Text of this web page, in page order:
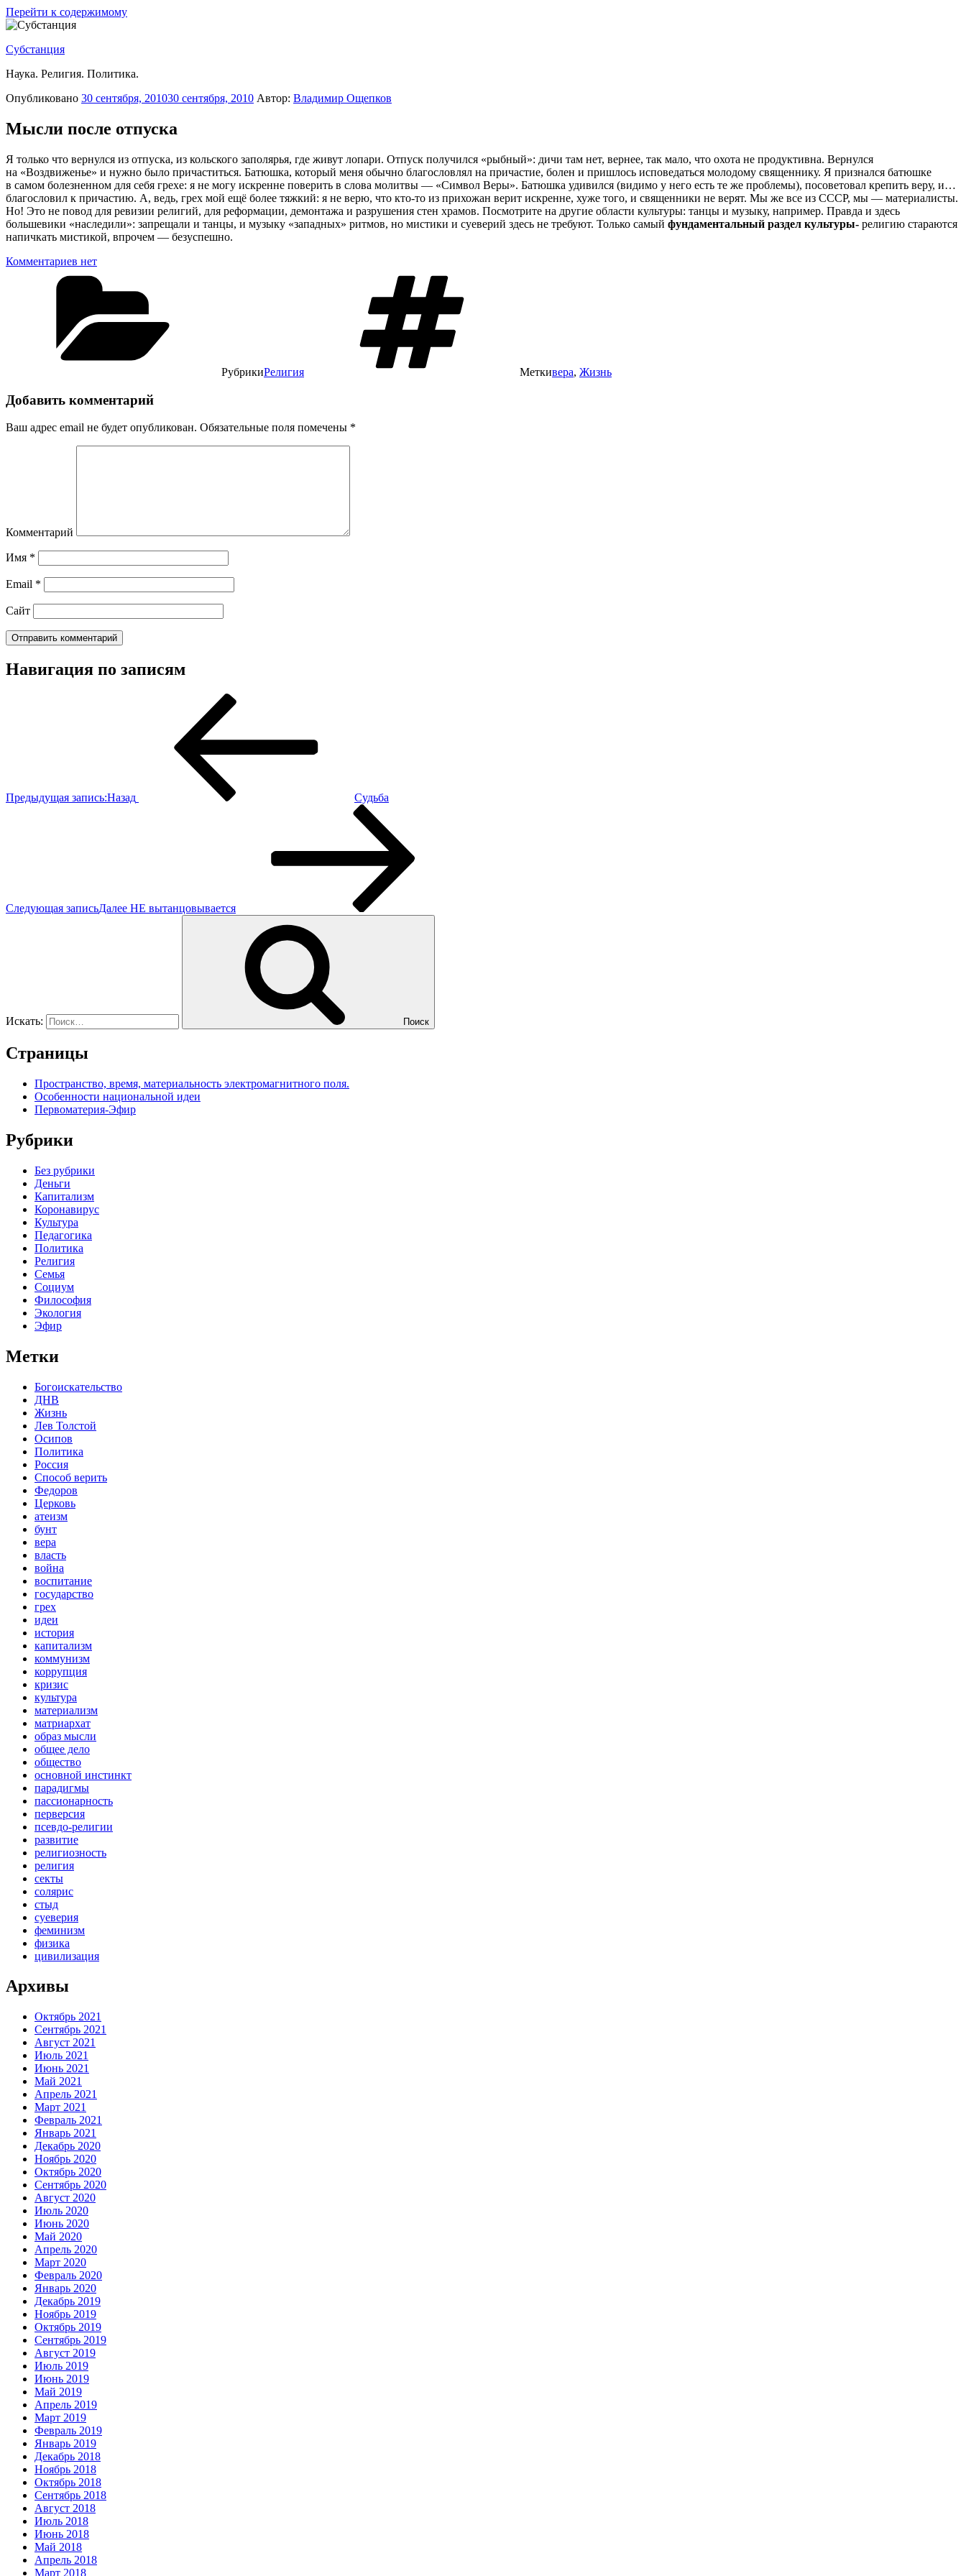
Перейти к содержимому
Субстанция
Наука. Религия. Политика.
Опубликовано 30 сентября, 201030 сентября, 2010 Автор: Владимир Ощепков
Мысли после отпуска
Я только что вернулся из отпуска, из кольского заполярья, где живут лопари. Отпуск получился «рыбный»: дичи там нет, вернее, так мало, что охота не продуктивна. Вернулся
на «Воздвиженье» и нужно было причаститься. Батюшка, который меня обычно благословлял на причастие, болен и пришлось исповедаться молодому священнику. Я признался батюшке
в самом болезненном для себя грехе: я не могу искренне поверить в слова молитвы — «Символ Веры». Батюшка удивился (видимо у него есть те же проблемы), посоветовал крепить веру, и…
благословил к причастию. А, ведь, грех мой ещё более тяжкий: я не верю, что кто-то из прихожан верит искренне, хуже того, и священники не верят. Мы же все из СССР, мы — материалисты.
Но! Это не повод для ревизии религий, для реформации, демонтажа и разрушения стен храмов. Посмотрите на другие области культуры: танцы и музыку, например. Правда и здесь
большевики «наследили»: запрещали и танцы, и музыку «западных» ритмов, но мистики и суеверий здесь не требуют. Только самый фундаментальный раздел культуры- религию стараются
напичкать мистикой, впрочем — безуспешно.
Комментариев нет
РубрикиРелигия Меткивера, Жизнь
Добавить комментарий
Ваш адрес email не будет опубликован. Обязательные поля помечены *
Комментарий
Имя *
Email *
Сайт
Навигация по записям
Предыдущая запись:Назад Судьба
Следующая записьДалее НЕ вытанцовывается
Искать: Поиск
Страницы
Пространство, время, материальность электромагнитного поля.
Особенности национальной идеи
Первоматерия-Эфир
Рубрики
Без рубрики
Деньги
Капитализм
Коронавирус
Культура
Педагогика
Политика
Религия
Семья
Социум
Философия
Экология
Эфир
Метки
Богоискательство
ДНВ
Жизнь
Лев Толстой
Осипов
Политика
Россия
Способ верить
Федоров
Церковь
атеизм
бунт
вера
власть
война
воспитание
государство
грех
идеи
история
капитализм
коммунизм
коррупция
кризис
культура
материализм
матриархат
образ мысли
общее дело
общество
основной инстинкт
парадигмы
пассионарность
перверсия
псевдо-религии
развитие
религиозность
религия
секты
солярис
стыд
суеверия
феминизм
физика
цивилизация
Архивы
Октябрь 2021
Сентябрь 2021
Август 2021
Июль 2021
Июнь 2021
Май 2021
Апрель 2021
Март 2021
Февраль 2021
Январь 2021
Декабрь 2020
Ноябрь 2020
Октябрь 2020
Сентябрь 2020
Август 2020
Июль 2020
Июнь 2020
Май 2020
Апрель 2020
Март 2020
Февраль 2020
Январь 2020
Декабрь 2019
Ноябрь 2019
Октябрь 2019
Сентябрь 2019
Август 2019
Июль 2019
Июнь 2019
Май 2019
Апрель 2019
Март 2019
Февраль 2019
Январь 2019
Декабрь 2018
Ноябрь 2018
Октябрь 2018
Сентябрь 2018
Август 2018
Июль 2018
Июнь 2018
Май 2018
Апрель 2018
Март 2018